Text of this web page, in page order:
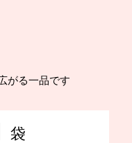
がる一品です
袋